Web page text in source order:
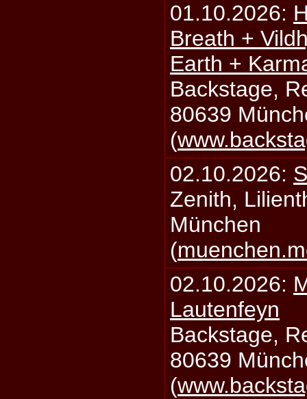
01.10.2026:
Breath +
Earth +
Backstage,
80639
(
02.10.2026:
Zenith,
München
(
02.10.2026:
Lautenfeyn
Backstage,
80639
(